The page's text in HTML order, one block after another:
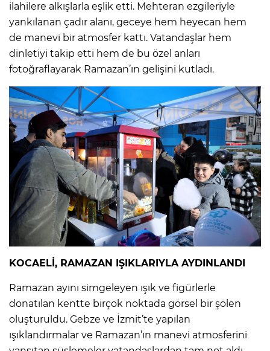
ilahilere alkışlarla eşlik etti. Mehteran ezgileriyle
yankılanan çadır alanı, geceye hem heyecan hem
de manevi bir atmosfer kattı. Vatandaşlar hem
dinletiyi takip etti hem de bu özel anları
fotoğraflayarak Ramazan’ın gelişini kutladı.
KOCAELİ, RAMAZAN IŞIKLARIYLA AYDINLANDI
Ramazan ayını simgeleyen ışık ve figürlerle
donatılan kentte birçok noktada görsel bir şölen
oluşturuldu. Gebze ve İzmit’te yapılan
ışıklandırmalar ve Ramazan’ın manevi atmosferini